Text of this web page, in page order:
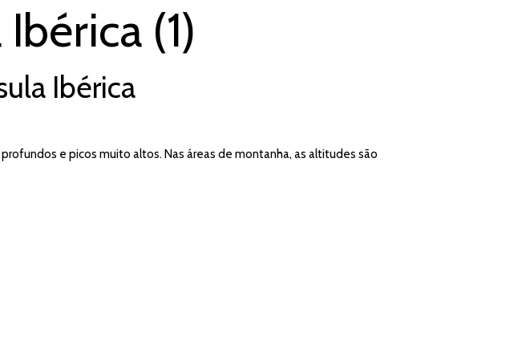
(1)
Ibérica
e picos muito altos. Nas áreas de montanha, as altitudes são